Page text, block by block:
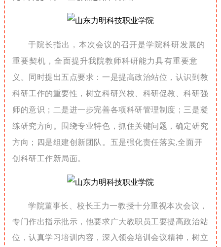
于院长指出，本次会议的召开是学院科研发展的
重要契机，全面提升我院教师科研能力具有重要意
义。同时提出五点要求：一是提高政治站位，认识到教
科研工作的重要性，树立科研兴校、科研促教、科研强
师的意识；二是进一步完善各项科研管理制度；三是凝
练研究方向。围绕专业特色，抓住关键问题，确定研究
方向；四是组建创新团队。五是强化责任落实,全面开
创科研工作新局面。
学院董事长、校长王力一教授十分重视本次会议，
专门作出指示批示，他要求广大教职员工要提高政治站
位，认真学习培训内容，深入领会培训会议精神，树立